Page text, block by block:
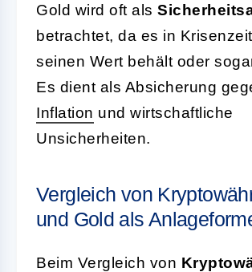
Gold wird oft als
betrachtet, da es in
seinen Wert behält oder
Es dient als Absicherung
Inflation und wirtschaftliche
Unsicherheiten.
Vergleich von
und Gold als
Beim Vergleich von